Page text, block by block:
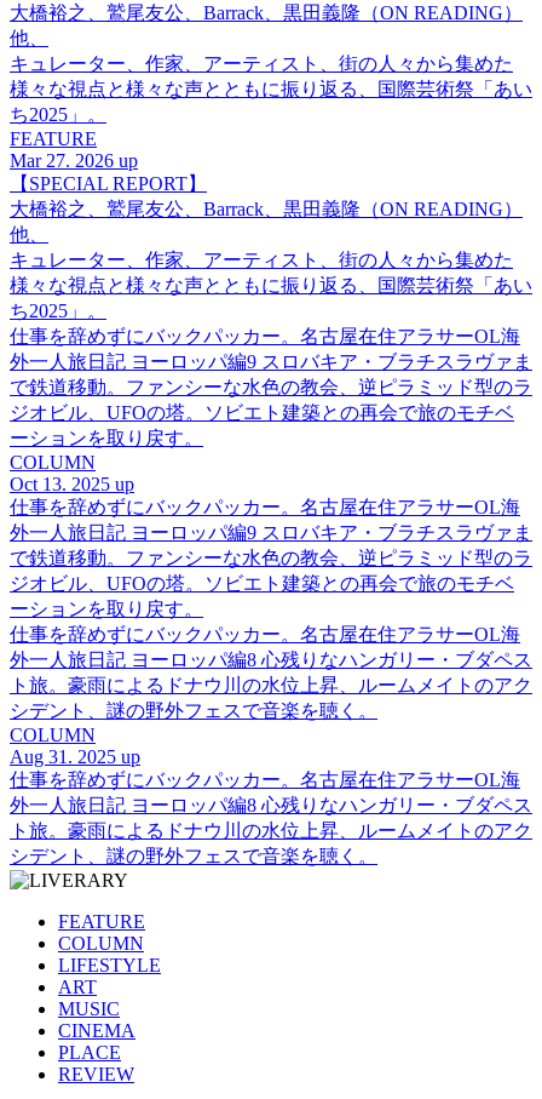
大橋裕之、鷲尾友公、Barrack、黒田義隆（ON READING）
他、
キュレーター、作家、アーティスト、街の人々から集めた
様々な視点と様々な声とともに振り返る、国際芸術祭「あい
ち2025」。
FEATURE
Mar 27. 2026 up
【SPECIAL REPORT】
大橋裕之、鷲尾友公、Barrack、黒田義隆（ON READING）
他、
キュレーター、作家、アーティスト、街の人々から集めた
様々な視点と様々な声とともに振り返る、国際芸術祭「あい
ち2025」。
仕事を辞めずにバックパッカー。名古屋在住アラサーOL海
外一人旅日記 ヨーロッパ編9 スロバキア・ブラチスラヴァま
で鉄道移動。ファンシーな水色の教会、逆ピラミッド型のラ
ジオビル、UFOの塔。ソビエト建築との再会で旅のモチベ
ーションを取り戻す。
COLUMN
Oct 13. 2025 up
仕事を辞めずにバックパッカー。名古屋在住アラサーOL海
外一人旅日記 ヨーロッパ編9 スロバキア・ブラチスラヴァま
で鉄道移動。ファンシーな水色の教会、逆ピラミッド型のラ
ジオビル、UFOの塔。ソビエト建築との再会で旅のモチベ
ーションを取り戻す。
仕事を辞めずにバックパッカー。名古屋在住アラサーOL海
外一人旅日記 ヨーロッパ編8 心残りなハンガリー・ブダペス
ト旅。豪雨によるドナウ川の水位上昇、ルームメイトのアク
シデント、謎の野外フェスで音楽を聴く。
COLUMN
Aug 31. 2025 up
仕事を辞めずにバックパッカー。名古屋在住アラサーOL海
外一人旅日記 ヨーロッパ編8 心残りなハンガリー・ブダペス
ト旅。豪雨によるドナウ川の水位上昇、ルームメイトのアク
シデント、謎の野外フェスで音楽を聴く。
FEATURE
COLUMN
LIFESTYLE
ART
MUSIC
CINEMA
PLACE
REVIEW